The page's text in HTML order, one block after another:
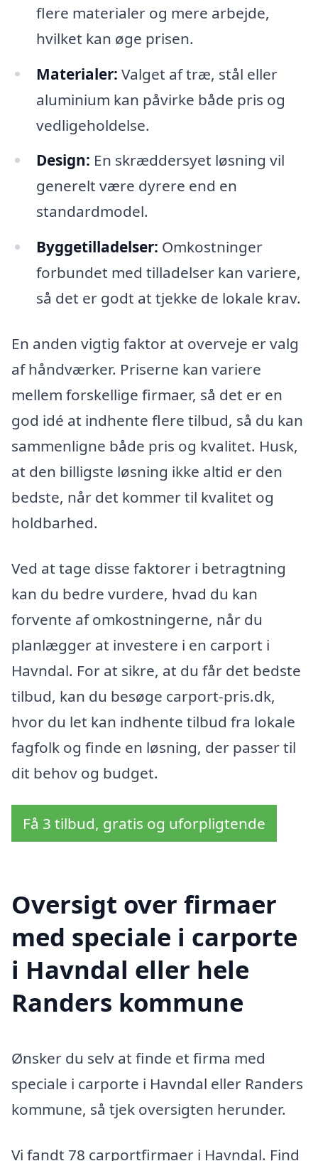
flere materialer og mere arbejde,
hvilket kan øge prisen.
Materialer: Valget af træ, stål eller
aluminium kan påvirke både pris og
vedligeholdelse.
Design: En skræddersyet løsning vil
generelt være dyrere end en
standardmodel.
Byggetilladelser: Omkostninger
forbundet med tilladelser kan variere,
så det er godt at tjekke de lokale krav.
En anden vigtig faktor at overveje er valg
af håndværker. Priserne kan variere
mellem forskellige firmaer, så det er en
god idé at indhente flere tilbud, så du kan
sammenligne både pris og kvalitet. Husk,
at den billigste løsning ikke altid er den
bedste, når det kommer til kvalitet og
holdbarhed.
Ved at tage disse faktorer i betragtning
kan du bedre vurdere, hvad du kan
forvente af omkostningerne, når du
planlægger at investere i en carport i
Havndal. For at sikre, at du får det bedste
tilbud, kan du besøge carport-pris.dk,
hvor du let kan indhente tilbud fra lokale
fagfolk og finde en løsning, der passer til
dit behov og budget.
Få 3 tilbud, gratis og uforpligtende
Oversigt over firmaer
med speciale i carporte
i Havndal eller hele
Randers kommune
Ønsker du selv at finde et firma med
speciale i carporte i Havndal eller Randers
kommune, så tjek oversigten herunder.
Vi fandt 78 carportfirmaer i Havndal. Find